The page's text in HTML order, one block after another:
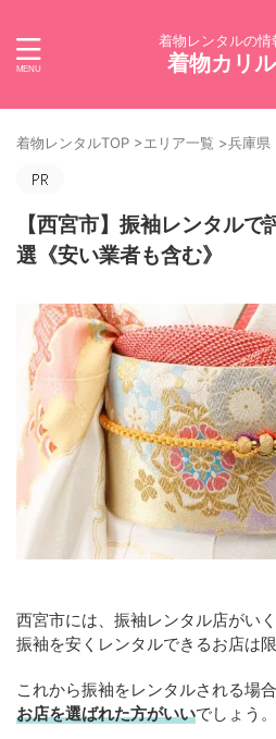
着物レンタルの情
着物カリ
着物レンタルTOP >エリア一覧 >兵庫県
【西宮市】振袖レンタル
選《安い業者も含む》
西宮市には、振袖レンタル店がい
振袖を安くレンタルできるお店は限
これから振袖をレンタルされる場合
お店を選ばれた方がいいでしょう。